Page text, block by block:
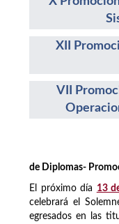
XII
VII
Solemne
de Diplomas-
El próximo día 13
celebrará el
egresados en las